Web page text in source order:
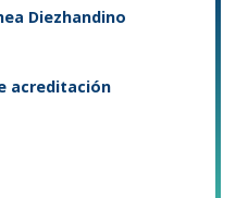
Diezhandino
acreditación